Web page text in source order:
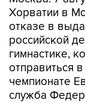
Хорватии в
отказе в
российской
гимнастике,
отправиться
чемпионате
служба